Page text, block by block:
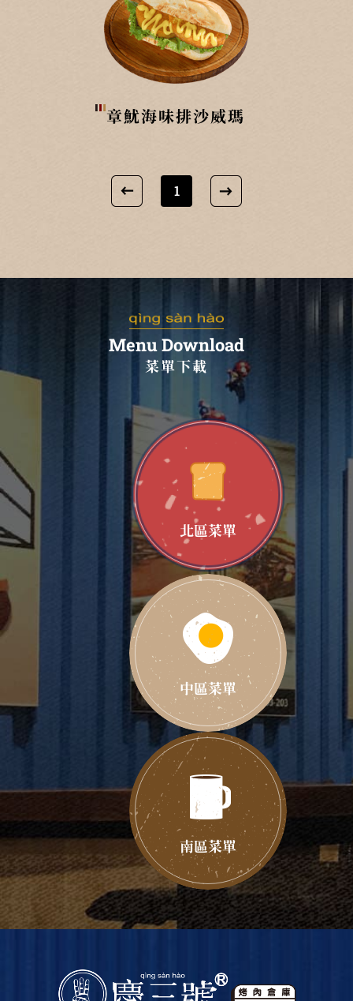
章魷海味排沙威瑪
1
Menu Download
菜單下載
北區菜單
中區菜單
南區菜單